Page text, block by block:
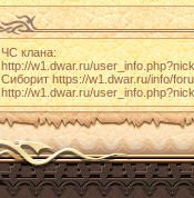
ЧС клана:
http://w1.dwar.ru/
Сиборит https://w1.dwar.ru/info/
http://w1.dwar.ru/